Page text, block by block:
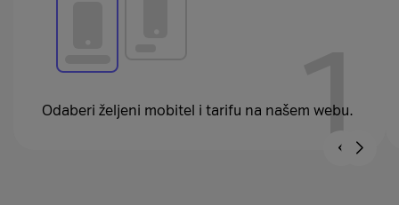
Odaberi željeni mobitel i tarifu na našem webu.
1